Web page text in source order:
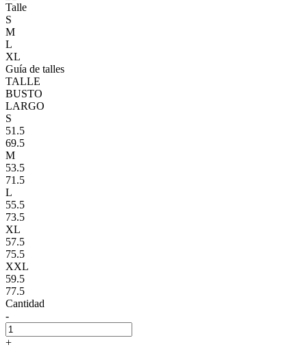
Talle
S
M
L
XL
Guía de talles
TALLE
BUSTO
LARGO
S
51.5
69.5
M
53.5
71.5
L
55.5
73.5
XL
57.5
75.5
XXL
59.5
77.5
Cantidad
-
+